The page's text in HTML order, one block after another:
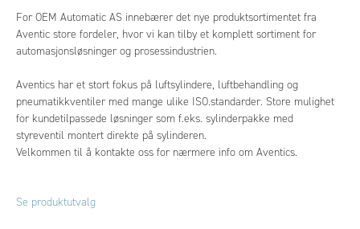
For OEM Automatic AS innebærer det nye produktsortimentet fra
Aventic store fordeler, hvor vi kan tilby et komplett sortiment for
automasjonsløsninger og prosessindustrien.
Aventics har et stort fokus på luftsylindere, luftbehandling og
pneumatikkventiler med mange ulike ISO.standarder. Store mulighet
for kundetilpassede løsninger som f.eks. sylinderpakke med
styreventil montert direkte på sylinderen.
Velkommen til å kontakte oss for nærmere info om Aventics.
Se produktutvalg